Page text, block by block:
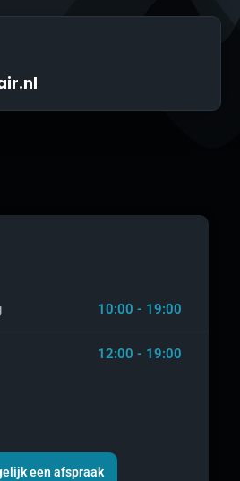
10:00 - 19:00
12:00 - 19:00
een afspraak